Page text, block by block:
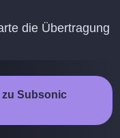
die Übertragung
Subsonic